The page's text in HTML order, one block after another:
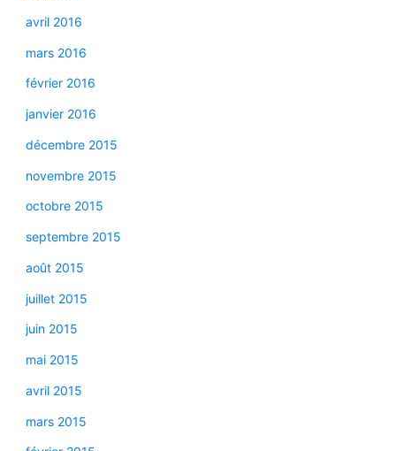
avril 2016
mars 2016
février 2016
janvier 2016
décembre 2015
novembre 2015
octobre 2015
septembre 2015
août 2015
juillet 2015
juin 2015
mai 2015
avril 2015
mars 2015